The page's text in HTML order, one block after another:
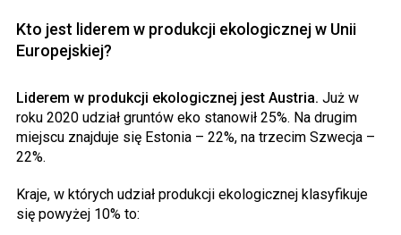
Kto jest liderem w produkcji ekologicznej w Unii
Europejskiej?
Liderem w produkcji ekologicznej jest Austria. Już w
roku 2020 udział gruntów eko stanowił 25%. Na drugim
miejscu znajduje się Estonia – 22%, na trzecim Szwecja –
22%.
Kraje, w których udział produkcji ekologicznej klasyfikuje
się powyżej 10% to: